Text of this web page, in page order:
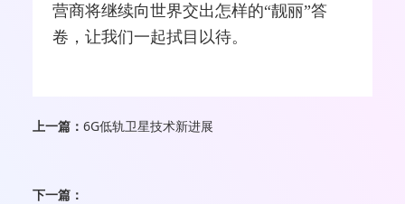
营商将继续向世界交出怎样的“靓丽”答
卷，让我们一起拭目以待。
上一篇： 6G低轨卫星技术新进展
下一篇：